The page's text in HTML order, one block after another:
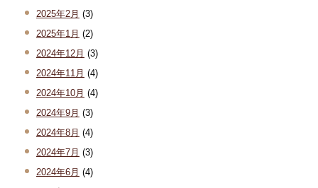
2025年2月 (3)
2025年1月 (2)
2024年12月 (3)
2024年11月 (4)
2024年10月 (4)
2024年9月 (3)
2024年8月 (4)
2024年7月 (3)
2024年6月 (4)